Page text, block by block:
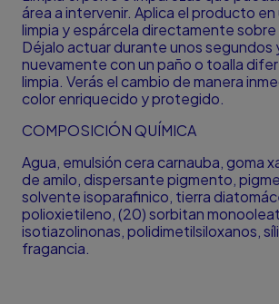
área a intervenir. Aplica el producto
limpia y espárcela directamente sobre
Déjalo actuar durante unos segundos
nuevamente con un paño o toalla
limpia. Verás el cambio de manera
color enriquecido y protegido.
COMPOSICIÓN QUÍMICA
Agua, emulsión cera carnauba, goma
de amilo, dispersante pigmento,
solvente isoparafinico, tierra
polioxietileno, (20) sorbitan
isotiazolinonas, polidimetilsiloxanos,
fragancia.